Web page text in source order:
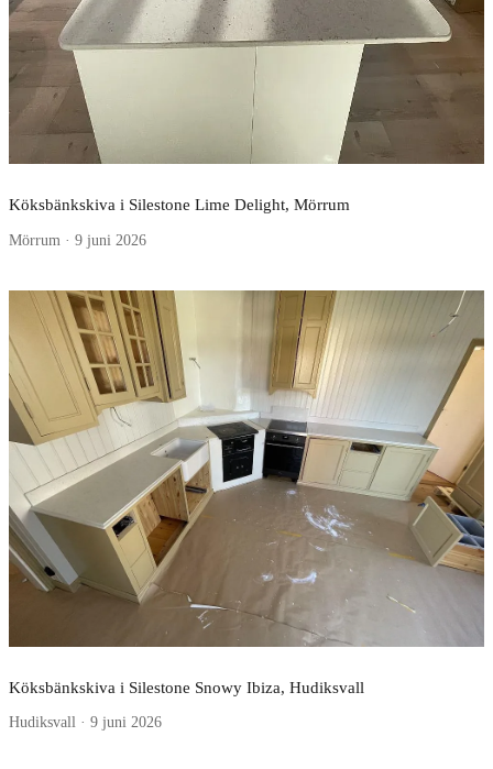
Köksbänkskiva i Silestone Lime Delight, Mörrum
Mörrum · 9 juni 2026
Köksbänkskiva i Silestone Snowy Ibiza, Hudiksvall
Hudiksvall · 9 juni 2026